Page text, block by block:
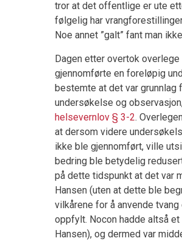
tror at det offentlige er ute
følgelig har
Noe annet ”galt” fant man
Dagen etter overtok overlege
gjennomførte en foreløpig
bestemte at det var grunnlag
undersøkelse og
helsevernlov § 3-2.
at dersom videre
ikke ble gjennomført, ville
bedring ble betydelig
på dette tidspunkt at det var
Hansen (uten at dette ble
vilkårene for å anvende tvang
oppfylt. Nocon hadde altså
Hansen), og dermed var